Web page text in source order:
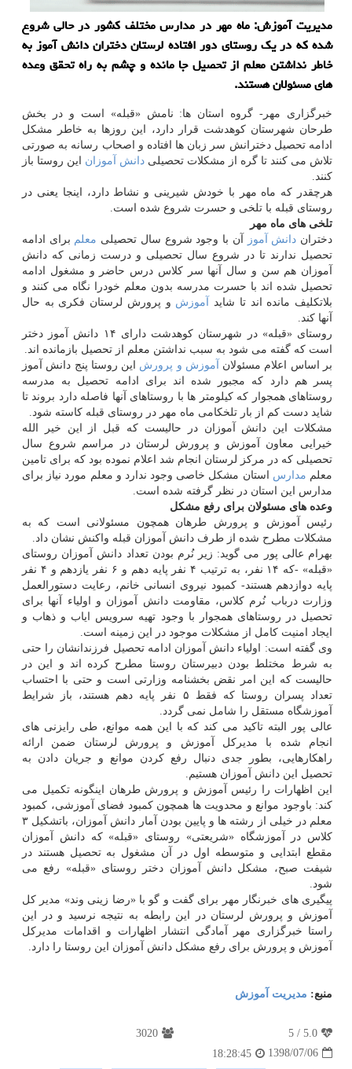
مدیریت آموزش: ماه مهر در مدارس مختلف كشور در حالی شروع
شده كه در یك روستای دور افتاده لرستان دختران دانش آموز به
خاطر نداشتن معلم از تحصیل جا مانده و چشم به راه تحقق وعده
های مسئولان هستند.
خبرگزاری مهر- گروه استان ها: نامش «قبله» است و در بخش
طرحان شهرستان كوهدشت قرار دارد، این روزها به خاطر مشكل
ادامه تحصیل دخترانش سر زبان ها افتاده و اصحاب رسانه به صورتی
تلاش می كنند تا گره از مشكلات تحصیلی دانش آموزان این روستا باز
كنند.
هرچقدر كه ماه مهر با خودش شیرینی و نشاط دارد، اینجا یعنی در
روستای قبله با تلخی و حسرت شروع شده است.
تلخی های ماه مهر
دختران دانش آموز آن با وجود شروع سال تحصیلی معلم برای ادامه
تحصیل ندارند تا در شروع سال تحصیلی و درست زمانی كه دانش
آموزان هم سن و سال آنها سر كلاس درس حاضر و مشغول ادامه
تحصیل شده اند با حسرت مدرسه بدون معلم خودرا نگاه می كنند و
بلاتكلیف مانده اند تا شاید
آموزش و پرورش لرستان فكری به حال
آنها كند.
روستای «قبله» در شهرستان كوهدشت دارای ۱۴ دانش آموز دختر
است كه گفته می شود به سبب نداشتن معلم از تحصیل بازمانده اند.
بر اساس اعلام مسئولان
آموزش و پرورش این روستا پنج دانش آموز
پسر هم دارد كه مجبور شده اند برای ادامه تحصیل به مدرسه
روستاهای همجوار كه كیلومتر ها با روستاهای آنها فاصله دارد بروند تا
شاید دست كم از بار تلخكامی ماه مهر در روستای قبله كاسته شود.
مشكلات این دانش آموزان در حالیست كه قبل از این خیر الله
خیرایی معاون آموزش و پرورش لرستان در مراسم شروع سال
تحصیلی كه در مركز لرستان انجام شد اعلام نموده بود كه برای تامین
معلم مدارس استان مشكل خاصی وجود ندارد و معلم مورد نیاز برای
مدارس این استان در نظر گرفته شده است.
وعده های مسئولان برای رفع مشكل
رئیس آموزش و پرورش طرهان همچون مسئولانی است كه به
مشكلات مطرح شده از طرف دانش آموزان قبله واكنش نشان داد.
بهرام عالی پور می گوید: زیر نُرم بودن تعداد دانش آموزان روستای
«قبله» -كه ۱۴ نفر، به ترتیب ۴ نفر پایه دهم و ۶ نفر یازدهم و ۴ نفر
پایه دوازدهم هستند- كمبود نیروی انسانی خانم، رعایت دستورالعمل
وزارت درباب نُرم كلاس، مقاومت دانش آموزان و اولیاء آنها برای
تحصیل در روستاهای همجوار با وجود تهیه سرویس ایاب و ذهاب و
ایجاد امنیت كامل از مشكلات موجود در این زمینه است.
وی گفته است: اولیاء دانش آموزان ادامه تحصیل فرزندانشان را حتی
به شرط مختلط بودن دبیرستان روستا مطرح كرده اند و این در
حالیست كه این امر نقض بخشنامه وزارتی است و حتی با احتساب
تعداد پسران روستا كه فقط ۵ نفر پایه دهم هستند، باز شرایط
آموزشگاه مستقل را شامل نمی گردد.
عالی پور البته تاكید می كند كه با این همه موانع، طی رایزنی های
انجام شده با مدیركل آموزش و پرورش لرستان ضمن ارائه
راهكارهایی، بطور جدی دنبال رفع كردن موانع و جریان دادن به
تحصیل این دانش آموزان هستیم.
این اظهارات را رئیس آموزش و پرورش طرهان اینگونه تكمیل می
كند: باوجود موانع و محدویت ها همچون كمبود فضای آموزشی، كمبود
معلم در خیلی از رشته ها و پایین بودن آمار دانش آموزان، باتشكیل ۳
كلاس در آموزشگاه «شریعتی» روستای «قبله» كه دانش آموزان
مقطع ابتدایی و متوسطه اول در آن مشغول به تحصیل هستند در
شیفت صبح، مشكل دانش آموزان دختر روستای «قبله» رفع می
شود.
پیگیری های خبرنگار مهر برای گفت و گو با «رضا زینی وند» مدیر كل
آموزش و پرورش لرستان در این رابطه به نتیجه نرسید و در این
راستا خبرگزاری مهر آمادگی انتشار اظهارات و اقدامات مدیركل
آموزش و پرورش برای رفع مشكل دانش آموزان این روستا را دارد.
منبع: مدیریت آموزش
5.0
/
5
3020
1398/07/06
18:28:45